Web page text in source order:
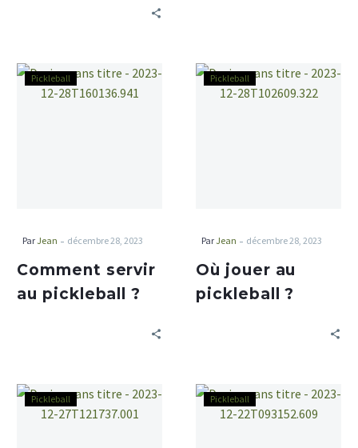
Pickleball
ParJean - décembre 28, 2023
Comment servir
au pickleball ?
Pickleball
ParJean - décembre 28, 2023
Où jouer au
pickleball ?
Pickleball Pickleball